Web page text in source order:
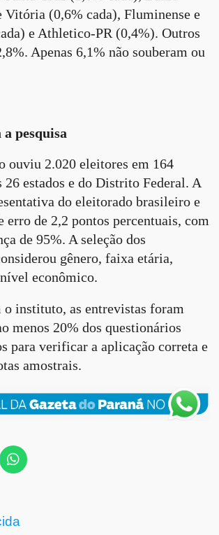
Vitória (0,6% cada), Fluminense e
e Athletico-PR (0,4%). Outros
Apenas 6,1% não souberam ou
pesquisa
ouviu 2.020 eleitores em 164
estados e do Distrito Federal. A
do eleitorado brasileiro e
erro de 2,2 pontos percentuais, com
de 95%. A seleção dos
gênero, faixa etária,
econômico.
o instituto, as entrevistas foram
menos 20% dos questionários
para verificar a aplicação correta e
amostrais.